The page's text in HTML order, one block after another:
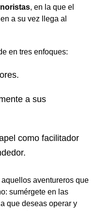
, en la que el
a su vez llega al
en tres enfoques:
a sus
como facilitador
aventureros que
sumérgete en las
que deseas operar y